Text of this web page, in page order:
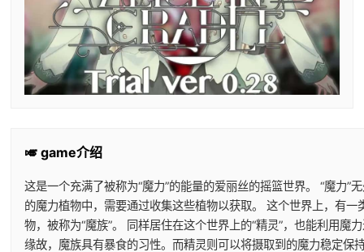
🎺 game介绍
这是一个充满了被称为“魔力”的能量的爱丽丝的摇篮世界。 “魔力
的魔力植物中，需要通过收集这些植物以获取。 这个世界上，有
物，被称为“魔族”。 同样居住在这个世界上的“精灵”，也能利用
缘故，魔族具有暴食的习性。而精灵则可以将摄取到的魔力稳定